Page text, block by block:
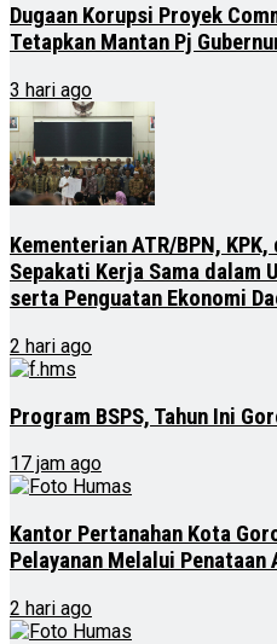
Dugaan Korupsi Proyek
Tetapkan Mantan Pj
3 hari ago
Kementerian ATR/BPN,
Sepakati Kerja Sama dalam
serta Penguatan Ekonomi
2 hari ago
Program BSPS, Tahun Ini
17 jam ago
Kantor Pertanahan Kota
Pelayanan Melalui Penataan
2 hari ago